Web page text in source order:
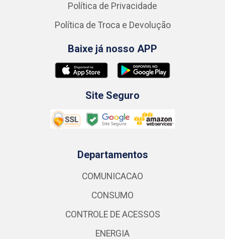
Política de Privacidade
Política de Troca e Devolução
Baixe já nosso APP
Site Seguro
Departamentos
COMUNICACAO
CONSUMO
CONTROLE DE ACESSOS
ENERGIA